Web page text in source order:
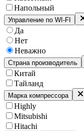
Напольный
Управление по WI-FI
Да
Нет
Неважно
Страна производитель
Китай
Тайланд
Марка компрессора
Highly
Mitsubishi
Hitachi